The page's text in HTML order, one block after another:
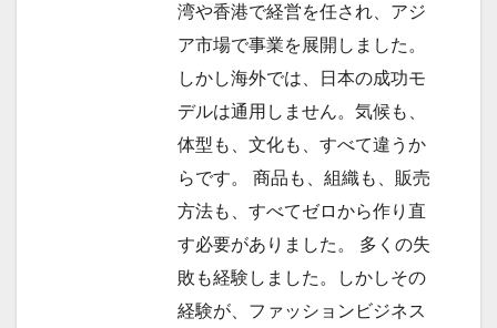
湾や香港で経営を任され、アジ
ア市場で事業を展開しました。
しかし海外では、日本の成功モ
デルは通用しません。気候も、
体型も、文化も、すべて違うか
らです。 商品も、組織も、販売
方法も、すべてゼロから作り直
す必要がありました。 多くの失
敗も経験しました。しかしその
経験が、ファッションビジネス